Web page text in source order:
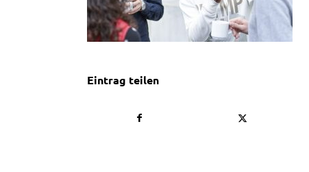
Eintrag teilen